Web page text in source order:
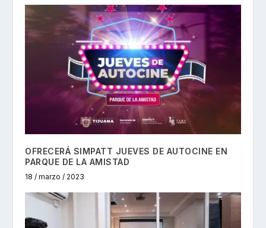
OFRECERÁ SIMPATT JUEVES DE AUTOCINE EN
PARQUE DE LA AMISTAD
18 / marzo / 2023